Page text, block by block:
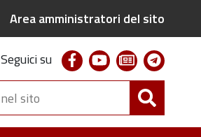
Area amministratori del sito
Seguici su facebookyoutubenewsletter
Cerca
nel
sito